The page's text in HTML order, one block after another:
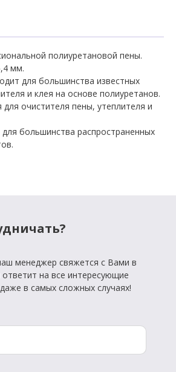
полиуретановой пены.
мм.
для большинства известных
и клея на основе полиуретанов.
для очистителя пены, утеплителя и
большинства распространенных
менеджер свяжется с Вами в
на все интересующие
в самых сложных случаях!